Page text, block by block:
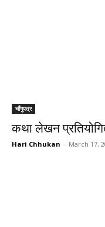
चाँगुपत्र
कथा लेखन
Hari Chhukan - March 17,